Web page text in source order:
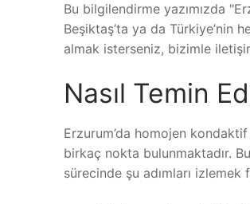
Bu bilgilendirme yazımızda
Beşiktaş’ta ya da Türkiye’nin
almak isterseniz, bizimle
Nasıl Temin
Erzurum’da homojen
birkaç nokta bulunmaktadır.
sürecinde şu adımları izlemek